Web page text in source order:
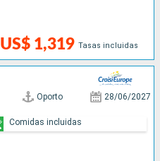
US$ 1,319 Tasas incluidas
Oporto 28/06/2027
Comidas incluidas